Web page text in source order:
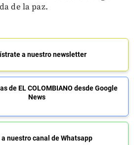
de la paz.
a nuestro newsletter
de EL COLOMBIANO desde Google
News
a nuestro canal de Whatsapp